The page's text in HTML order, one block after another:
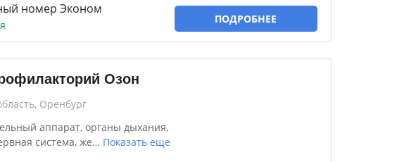
номер Эконом
ПОДРОБНЕЕ
Озон
Оренбург
аппарат, органы дыхания,
система, же… Показать еще